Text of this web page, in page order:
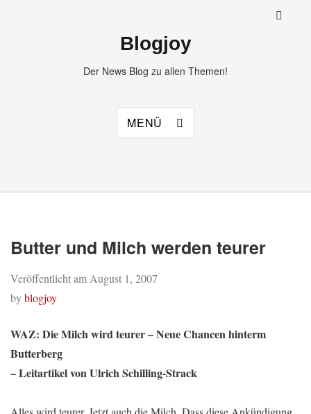
Blogjoy
Der News Blog zu allen Themen!
MENÜ
Butter und Milch werden teurer
Veröffentlicht am August 1, 2007
byblogjoy
WAZ: Die Milch wird teurer – Neue Chancen hinterm
Butterberg
– Leitartikel von Ulrich Schilling-Strack